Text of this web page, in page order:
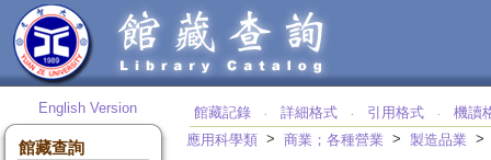
English Version
館藏查詢
館藏記錄 ‧ 詳細格式 ‧ 引用格式 ‧
機讀
應用科學類 > 商業；各種營業 > 製造品業